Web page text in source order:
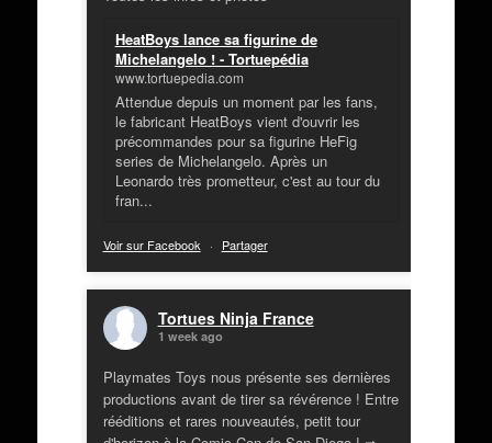
HeatBoys lance sa figurine de
Michelangelo ! - Tortuepédia
www.tortuepedia.com
Attendue depuis un moment par les fans,
le fabricant HeatBoys vient d'ouvrir les
précommandes pour sa figurine HeFig
series de Michelangelo. Après un
Leonardo très prometteur, c'est au tour du
fran...
Voir sur Facebook · Partager
Tortues Ninja France
1 week ago
Playmates Toys nous présente ses dernières
productions avant de tirer sa révérence ! Entre
rééditions et rares nouveautés, petit tour